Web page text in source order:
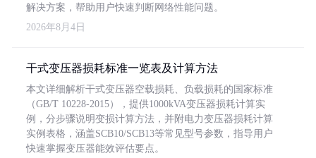
解决方案，帮助用户快速判断网络性能问题。
2026年8月4日
干式变压器损耗标准一览表及计算方法
本文详细解析干式变压器空载损耗、负载损耗的国家标准
（GB/T 10228-2015），提供1000kVA变压器损耗计算实
例，分步骤说明变损计算方法，并附电力变压器损耗计算
实例表格，涵盖SCB10/SCB13等常见型号参数，指导用户
快速掌握变压器能效评估要点。